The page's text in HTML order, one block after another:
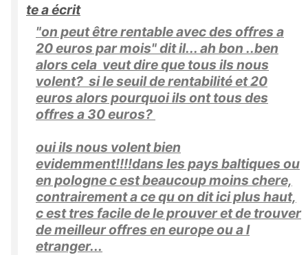
te a écrit
"on peut être rentable avec des offres a
20 euros par mois" dit il... ah bon ..ben
alors cela veut dire que tous ils nous
volent? si le seuil de rentabilité et 20
euros alors pourquoi ils ont tous des
offres a 30 euros?
oui ils nous volent bien
evidemment!!!!dans les pays baltiques ou
en pologne c est beaucoup moins chere,
contrairement a ce qu on dit ici plus haut,
c est tres facile de le prouver et de trouver
de meilleur offres en europe ou a l
etranger...